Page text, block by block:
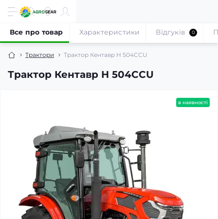
Трактори Трактор Кентавр H 504CCU
Трактор Кентавр H 504CCU
Все про товар Характеристики Відгуків 0
в наявності